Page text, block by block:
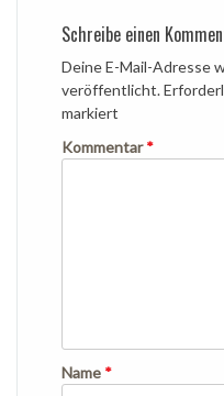
Schreibe einen
Deine E-Mail-Adresse
veröffentlicht.
markiert
Kommentar*
Name *